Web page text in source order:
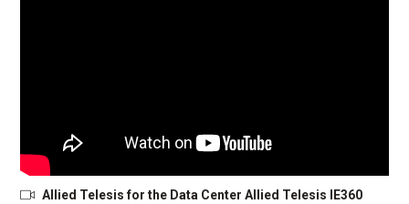
Allied Telesis for the Data Center Allied Telesis IE360